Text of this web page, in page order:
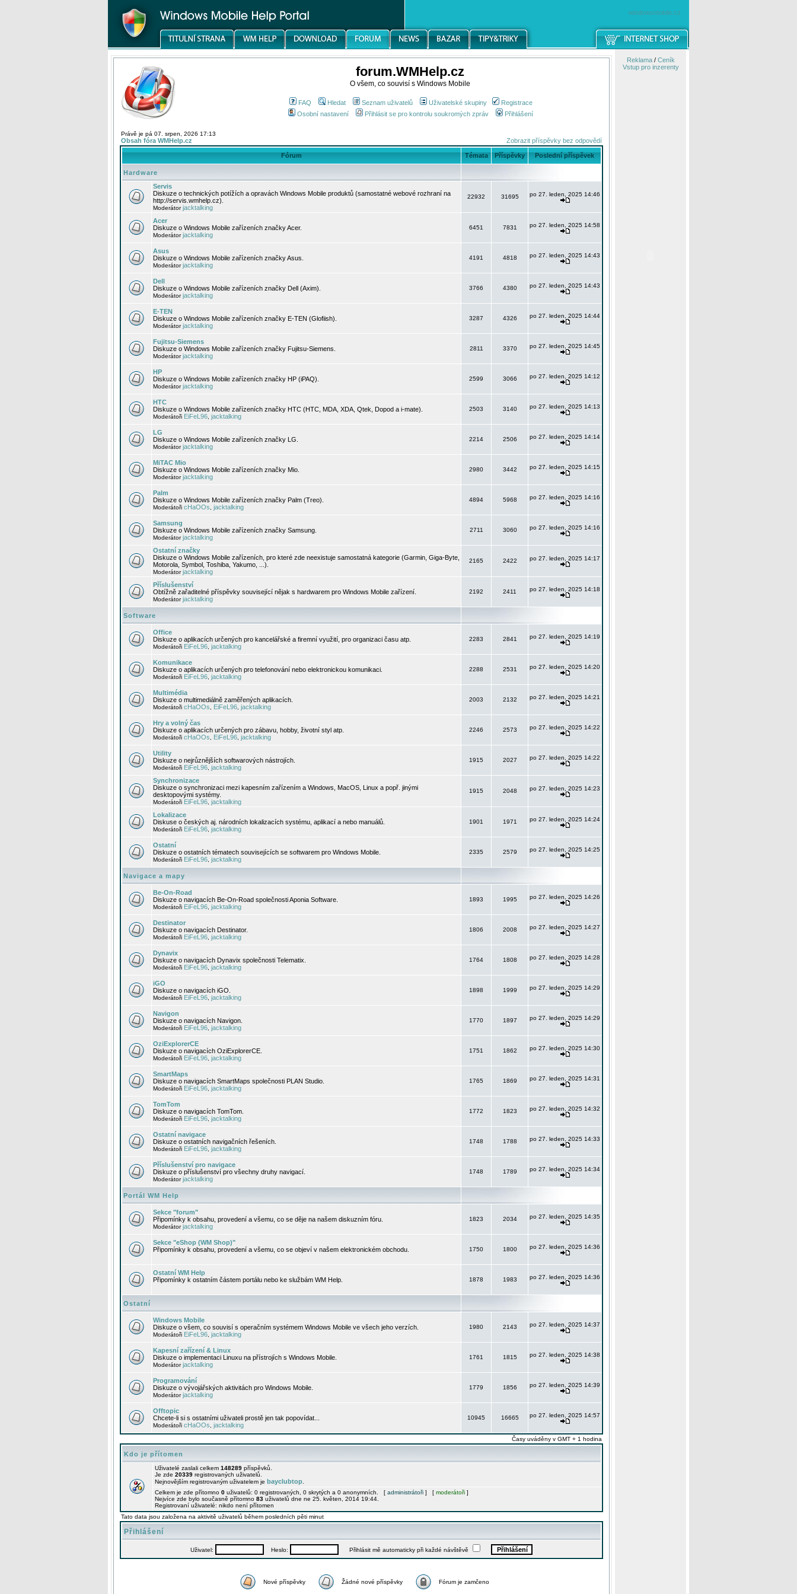
windowsmobile.cz
forum.WMHelp.cz
O všem, co souvisí s Windows Mobile
FAQ Hledat Seznam uživatelů Uživatelské skupiny
Registrace
Osobní nastavení
Přihlásit se pro kontrolu soukromých zpráv Přihlášení
Právě je pá 07. srpen, 2026 17:13
Obsah fóra WMHelp.cz Zobrazit příspěvky bez odpovědí
Fórum Témata Příspěvky Poslední příspěvek
Hardware
Servis
Diskuze o technických potížích a opravách Windows Mobile produktů (samostatné webové rozhraní na
http://servis.wmhelp.cz).
Moderátorjacktalking
22932 31695 po 27. leden, 2025 14:46
Acer
Diskuze o Windows Mobile zařízeních značky Acer.
Moderátorjacktalking
6451 7831 po 27. leden, 2025 14:58
Asus
Diskuze o Windows Mobile zařízeních značky Asus.
Moderátorjacktalking
4191 4818 po 27. leden, 2025 14:43
Dell
Diskuze o Windows Mobile zařízeních značky Dell (Axim).
Moderátorjacktalking
3766 4380 po 27. leden, 2025 14:43
E-TEN
Diskuze o Windows Mobile zařízeních značky E-TEN (Glofiish).
Moderátorjacktalking
3287 4326 po 27. leden, 2025 14:44
Fujitsu-Siemens
Diskuze o Windows Mobile zařízeních značky Fujitsu-Siemens.
Moderátorjacktalking
2811 3370 po 27. leden, 2025 14:45
HP
Diskuze o Windows Mobile zařízeních značky HP (iPAQ).
Moderátorjacktalking
2599 3066 po 27. leden, 2025 14:12
HTC
Diskuze o Windows Mobile zařízeních značky HTC (HTC, MDA, XDA, Qtek, Dopod a i-mate).
Moderátoři EiFeL96 jacktalking
2503 3140 po 27. leden, 2025 14:13
LG
Diskuze o Windows Mobile zařízeních značky LG.
Moderátorjacktalking
2214 2506 po 27. leden, 2025 14:14
MiTAC Mio
Diskuze o Windows Mobile zařízeních značky Mio.
Moderátorjacktalking
2980 3442 po 27. leden, 2025 14:15
Palm
Diskuze o Windows Mobile zařízeních značky Palm (Treo).
Moderátoři cHaOOs jacktalking
4894 5968 po 27. leden, 2025 14:16
Samsung
Diskuze o Windows Mobile zařízeních značky Samsung.
Moderátorjacktalking
2711 3060 po 27. leden, 2025 14:16
Ostatní značky
Diskuze o Windows Mobile zařízeních, pro které zde neexistuje samostatná kategorie (Garmin, Giga-Byte,
Motorola, Symbol, Toshiba, Yakumo, ...).
Moderátorjacktalking
2165 2422 po 27. leden, 2025 14:17
Příslušenství
Obtížně zařaditelné příspěvky související nějak s hardwarem pro Windows Mobile zařízení.
Moderátorjacktalking
2192 2411 po 27. leden, 2025 14:18
Software
Office
Diskuze o aplikacích určených pro kancelářské a firemní využití, pro organizaci času atp.
Moderátoři EiFeL96 jacktalking
2283 2841 po 27. leden, 2025 14:19
Komunikace
Diskuze o aplikacích určených pro telefonování nebo elektronickou komunikaci.
Moderátoři EiFeL96 jacktalking
2288 2531 po 27. leden, 2025 14:20
Multimédia
Diskuze o multimediálně zaměřených aplikacích.
Moderátoři cHaOOs EiFeL96 jacktalking
2003 2132 po 27. leden, 2025 14:21
Hry a volný čas
Diskuze o aplikacích určených pro zábavu, hobby, životní styl atp.
Moderátoři cHaOOs EiFeL96 jacktalking
2246 2573 po 27. leden, 2025 14:22
Utility
Diskuze o nejrůznějších softwarových nástrojích.
Moderátoři EiFeL96 jacktalking
1915 2027 po 27. leden, 2025 14:22
Synchronizace
Diskuze o synchronizaci mezi kapesním zařízením a Windows, MacOS, Linux a popř. jinými
desktopovými systémy.
Moderátoři EiFeL96 jacktalking
1915 2048 po 27. leden, 2025 14:23
Lokalizace
Diskuse o českých aj. národních lokalizacích systému, aplikací a nebo manuálů.
Moderátoři EiFeL96 jacktalking
1901 1971 po 27. leden, 2025 14:24
Ostatní
Diskuze o ostatních tématech souvisejících se softwarem pro Windows Mobile.
Moderátoři EiFeL96 jacktalking
2335 2579 po 27. leden, 2025 14:25
Navigace a mapy
Be-On-Road
Diskuze o navigacích Be-On-Road společnosti Aponia Software.
Moderátoři EiFeL96 jacktalking
1893 1995 po 27. leden, 2025 14:26
Destinator
Diskuze o navigacích Destinator.
Moderátoři EiFeL96 jacktalking
1806 2008 po 27. leden, 2025 14:27
Dynavix
Diskuze o navigacích Dynavix společnosti Telematix.
Moderátoři EiFeL96 jacktalking
1764 1808 po 27. leden, 2025 14:28
iGO
Diskuze o navigacích iGO.
Moderátoři EiFeL96 jacktalking
1898 1999 po 27. leden, 2025 14:29
Navigon
Diskuze o navigacích Navigon.
Moderátoři EiFeL96 jacktalking
1770 1897 po 27. leden, 2025 14:29
OziExplorerCE
Diskuze o navigacích OziExplorerCE.
Moderátoři EiFeL96 jacktalking
1751 1862 po 27. leden, 2025 14:30
SmartMaps
Diskuze o navigacích SmartMaps společnosti PLAN Studio.
Moderátoři EiFeL96 jacktalking
1765 1869 po 27. leden, 2025 14:31
TomTom
Diskuze o navigacích TomTom.
Moderátoři EiFeL96 jacktalking
1772 1823 po 27. leden, 2025 14:32
Ostatní navigace
Diskuze o ostatních navigačních řešeních.
Moderátoři EiFeL96 jacktalking
1748 1788 po 27. leden, 2025 14:33
Příslušenství pro navigace
Diskuze o příslušenství pro všechny druhy navigací.
Moderátorjacktalking
1748 1789 po 27. leden, 2025 14:34
Portál WM Help
Sekce "forum"
Připomínky k obsahu, provedení a všemu, co se děje na našem diskuzním fóru.
Moderátorjacktalking
1823 2034 po 27. leden, 2025 14:35
Sekce "eShop (WM Shop)"
Připomínky k obsahu, provedení a všemu, co se objeví v našem elektronickém obchodu.
1750 1800 po 27. leden, 2025 14:36
Ostatní WM Help
Připomínky k ostatním částem portálu nebo ke službám WM Help.
1878 1983 po 27. leden, 2025 14:36
Ostatní
Windows Mobile
Diskuze o všem, co souvisí s operačním systémem Windows Mobile ve všech jeho verzích.
Moderátoři EiFeL96 jacktalking
1980 2143 po 27. leden, 2025 14:37
Kapesní zařízení & Linux
Diskuze o implementaci Linuxu na přístrojích s Windows Mobile.
Moderátorjacktalking
1761 1815 po 27. leden, 2025 14:38
Programování
Diskuze o vývojářských aktivitách pro Windows Mobile.
Moderátorjacktalking
1779 1856 po 27. leden, 2025 14:39
Offtopic
Chcete-li si s ostatními uživateli prostě jen tak popovídat...
Moderátoři cHaOOs jacktalking
10945 16665 po 27. leden, 2025 14:57
Časy uváděny v GMT + 1 hodina
Kdo je přítomen
Uživatelé zaslali celkem 148289 příspěvků.
Je zde 20339 registrovaných uživatelů.
Nejnovějším registrovaným uživatelem je bayclubtop
Celkem je zde přítomno 0 uživatelů: 0 registrovaných, 0 skrytých a 0 anonymních. [ administrátoři ] [ moderátoři ]
Nejvíce zde bylo současně přítomno 83 uživatelů dne ne 25. květen, 2014 19:44.
Registrovaní uživatelé: nikdo není přítomen
Tato data jsou založena na aktivitě uživatelů během posledních pěti minut
Přihlášení
Uživatel: Heslo: Přihlásit mě automaticky při každé návštěvě
Nové příspěvky Žádné nové příspěvky Fórum je zamčeno
Reklama/ Ceník
Vstup pro inzerenty